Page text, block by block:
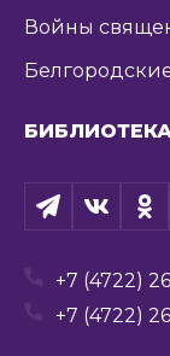
Войны
+7 (4722)
+7 (4722)